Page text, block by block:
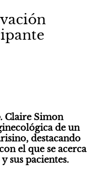
Claire Simon
de un
destacando
el que se acerca
sus pacientes.